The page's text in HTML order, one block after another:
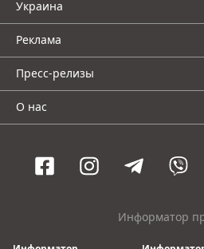
Украина
Реклама
Пресс-релизы
О нас
Информатор